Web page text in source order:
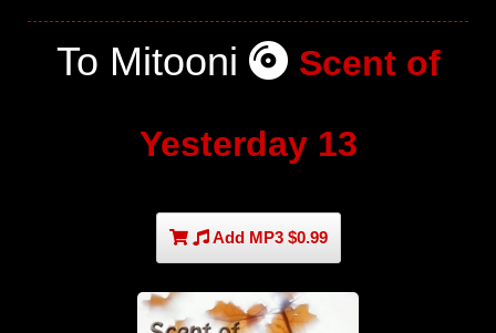
To Mitooni Scent of
Yesterday 13
Add MP3 $0.99